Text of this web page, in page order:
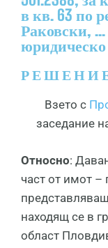
в кв. 63 по
Раковски, ...
Р Е Ш Е Н И
Взето с
заседание
Относно:
част от имот –
находящ се в
област